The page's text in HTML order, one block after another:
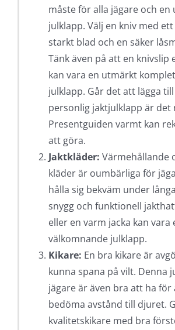
måste för alla jägare och en
julklapp. Välj en kniv med
starkt blad och en säker
Tänk även på att en knivslip
kan vara en utmärkt
julklapp. Går det att lägga
personlig jaktjulklapp är det
Presentguiden varmt kan
att göra.
Jaktkläder: Värmehållande
kläder är oumbärliga för
hålla sig bekväm under
snygg och funktionell
eller en varm jacka kan vara
välkomnande julklapp.
Kikare: En bra kikare är
kunna spana på vilt. Denna
jägare är även bra att ha för
bedöma avstånd till djuret.
kvalitetskikare med bra